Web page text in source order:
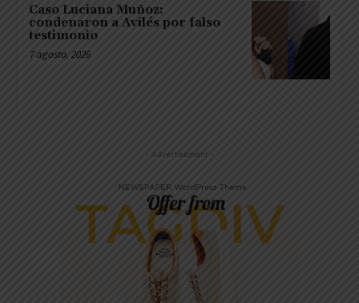
Caso Luciana Muñoz:
condenaron a Avilés por falso
testimonio
7 agosto, 2026
- Advertisement -